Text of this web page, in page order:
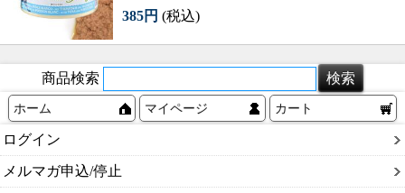
385円 (税込)
商品検索
ホーム マイページ カート
ログイン
メルマガ申込/停止